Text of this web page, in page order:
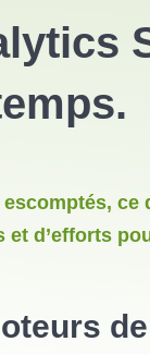
d’efforts